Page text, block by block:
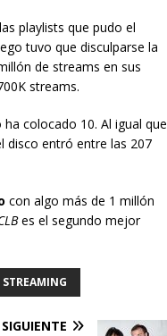
playlists que pudo el
tuvo que disculparse la
de streams en sus
streams.
ha colocado 10. Al igual que
disco entró entre las 207
con algo más de 1 millón
es el segundo mejor
STREAMING
SIGUIENTE